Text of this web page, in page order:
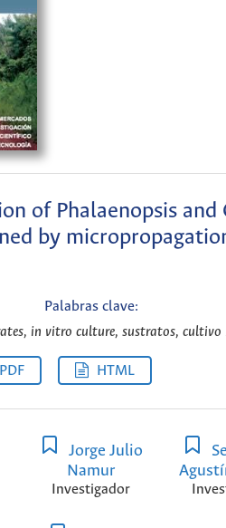
of Phalaenopsis and
by
Palabras clave:
in vitro culture, sustratos,
PDF HTML
Jorge Julio
Namur
Investigador